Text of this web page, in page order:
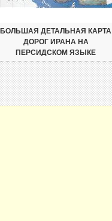
БОЛЬШАЯ ДЕТАЛЬНАЯ КАРТА
ДОРОГ ИРАНА НА
ПЕРСИДСКОМ ЯЗЫКЕ